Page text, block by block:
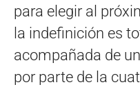
para elegir al
la indefinición es
acompañada de
por parte de la